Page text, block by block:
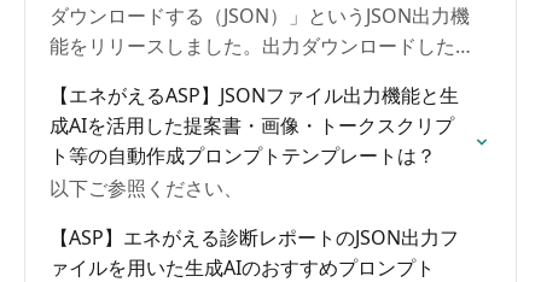
ダウンロードする（JSON）」というJSON出力機
能をリリースしました。出力ダウンロードした
Copilotなど無償・有償問わずユーザーの生成
AI（LLM）にて各種指示をすることで、「エネが
える診断結果の数値」をベースにした「カスタ
マイズした一枚パワポ提案書や画像」、「加工
に便利なCSVファイル」など自由自在に生成が可
能です。
【エネがえるASP】JSONファイル出力機能と生
成AIを活用した提案書・画像・トークスクリプ
ト等の自動作成プロンプトテンプレートは？
以下ご参照ください、
【ASP】エネがえる診断レポートのJSON出力フ
ァイルを用いた生成AIのおすすめプロンプト